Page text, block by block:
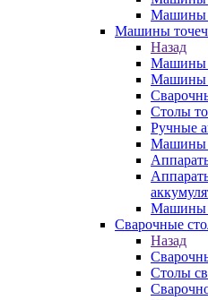
Машины
Машины
Назад
Машины
Машины
Столы
Ручные
Машины
Машины
Сварочные
Назад
Столы